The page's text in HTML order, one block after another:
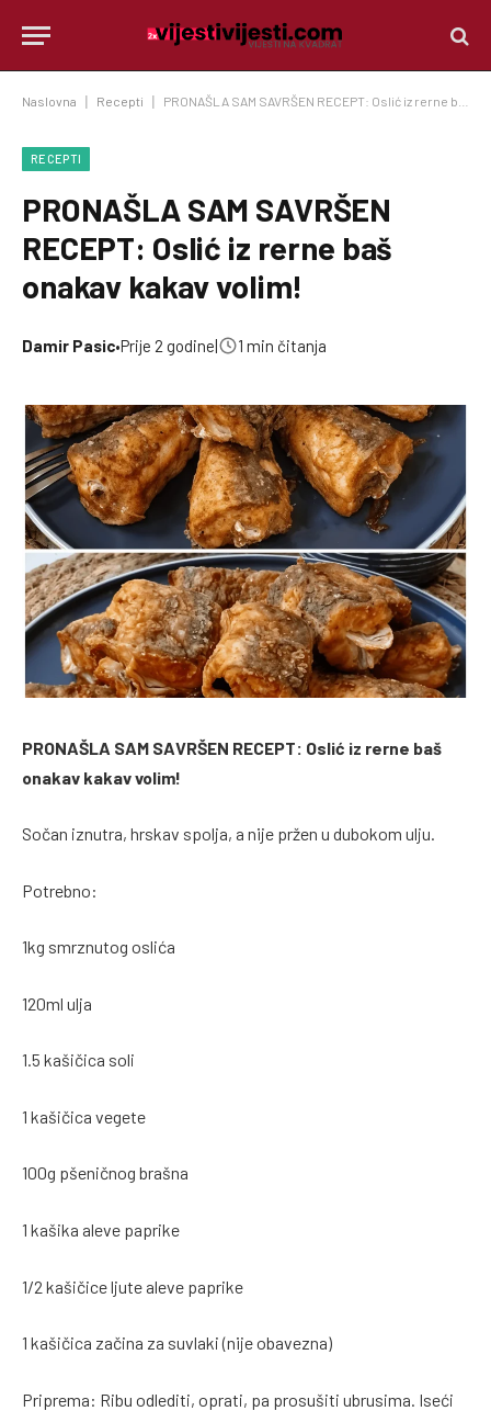
Naslovna Recepti PRONAŠLA SAM SAVRŠEN RECEPT: Oslić iz rerne baš onakav kakav volim!
RECEPTI
PRONAŠLA SAM SAVRŠEN
RECEPT: Oslić iz rerne baš
onakav kakav volim!
Damir Pasic•Prije 2 godine| 1 min čitanja
PRONAŠLA SAM SAVRŠEN RECEPT: Oslić iz rerne baš
onakav kakav volim!
Sočan iznutra, hrskav spolja, a nije pržen u dubokom ulju.
Potrebno:
1kg smrznutog oslića
120ml ulja
1.5 kašičica soli
1 kašičica vegete
100g pšeničnog brašna
1 kašika aleve paprike
1/2 kašičice ljute aleve paprike
1 kašičica začina za suvlaki (nije obavezna)
Priprema: Ribu odlediti, oprati, pa prosušiti ubrusima. Iseći